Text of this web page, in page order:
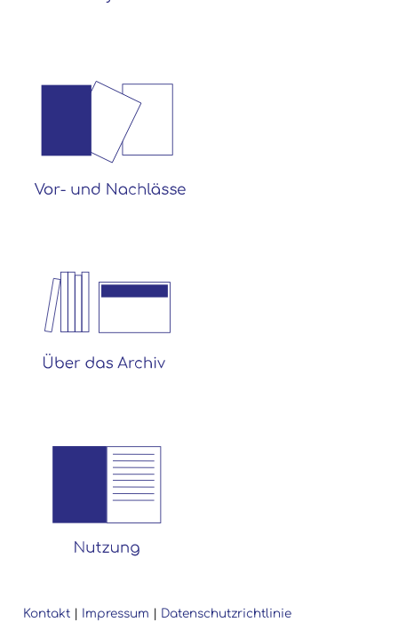
Kontakt| Impressum Datenschutzrichtlinie